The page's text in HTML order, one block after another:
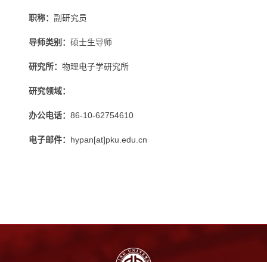
职称： 副研究员
导师类别： 硕士生导师
研究所： 物理电子学研究所
研究领域：
办公电话： 86-10-62754610
电子邮件： hypan[at]pku.edu.cn